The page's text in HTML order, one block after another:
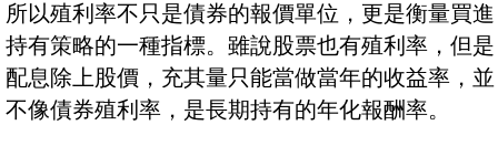
所以殖利率不只是債券的報價單位，更是衡量買進
持有策略的一種指標。雖說股票也有殖利率，但是
配息除上股價，充其量只能當做當年的收益率，並
不像債券殖利率，是長期持有的年化報酬率。